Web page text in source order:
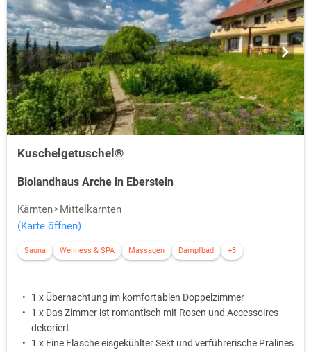
Kuschelgetuschel®
Biolandhaus Arche in Eberstein
Kärnten
Mittelkärnten
(Karte öffnen)
Sauna Wellness & SPA Massagen Dampfbad +3
1 x Übernachtung im komfortablen Doppelzimmer
1 x Das Zimmer ist romantisch mit Rosen und Accessoires
dekoriert
1 x Eine Flasche eisgekühlter Sekt und verführerische Pralines